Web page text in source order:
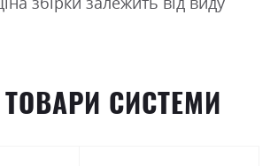
ТОВАРИ СИСТЕМИ